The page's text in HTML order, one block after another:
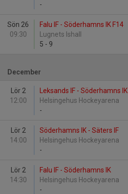
-
Sön 26
09:30
Falu IF - Söderhamns IK F14
Lugnets Ishall
5 - 9
December
Lör 2
12:00
Leksands IF - Söderhamns IK
Helsingehus Hockeyarena
-
Lör 2
14:00
Söderhamns IK - Säters IF
Helsingehus Hockeyarena
-
Lör 2
14:30
Falu IF - Söderhamns IK
Helsingehus Hockeyarena
-